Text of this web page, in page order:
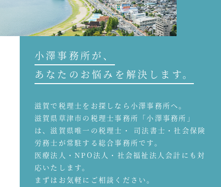
小澤事務所が、
あなたのお悩みを解決します。
滋賀で税理士をお探しなら小澤事務所へ。
滋賀県草津市の税理士事務所「小澤事務所」
は、滋賀県唯一の税理士・ 司法書士・社会保険
労務士が常駐する総合事務所です。
医療法人・NPO法人・社会福祉法人会計にも対
応いたします。
まずはお気軽にご相談ください。